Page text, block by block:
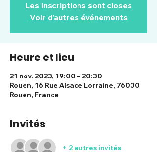
Les inscriptions sont closes
Voir d'autres événements
Heure et lieu
21 nov. 2023, 19:00 – 20:30
Rouen, 16 Rue Alsace Lorraine, 76000
Rouen, France
Invités
+ 2 autres invités